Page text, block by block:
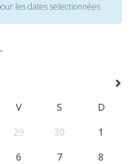
les dates selectionnées
V S
D
29 30
1
6 7
8